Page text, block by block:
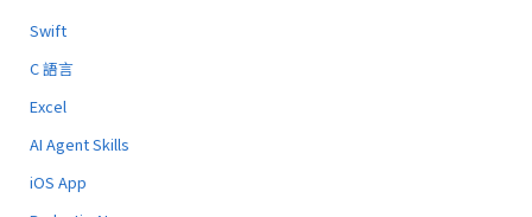
Swift
C 語言
Excel
AI Agent Skills
iOS App